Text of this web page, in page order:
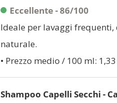
Eccellente - 86/100
Ideale per lavaggi
naturale.
• Prezzo medio / 100 ml:
Shampoo Capelli Secchi -